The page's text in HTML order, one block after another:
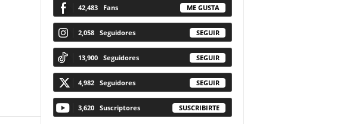
42,483 Fans ME GUSTA
2,058 Seguidores SEGUIR
13,900 Seguidores SEGUIR
4,982 Seguidores SEGUIR
3,620 Suscriptores SUSCRIBIRTE